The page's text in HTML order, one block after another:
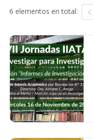
6 elementos en total: